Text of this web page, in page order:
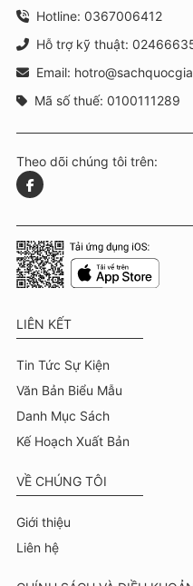
Hotline: 0367006412
Hỗ trợ kỹ thuật:
Email:
Mã số thuế: 0100111289
Theo dõi chúng tôi trên:
LIÊN KẾT
Tin Tức Sự Kiện
Văn Bản Biểu Mẫu
Danh Mục Sách
Kế Hoạch Xuất Bản
VỀ CHÚNG TÔI
Giới thiệu
Liên hệ